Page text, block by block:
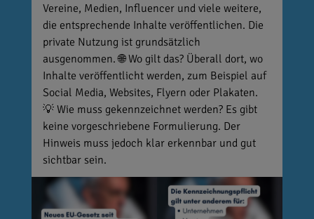
Vereine, Medien, Influencer und viele weitere,
die entsprechende Inhalte veröffentlichen. Die
private Nutzung ist grundsätzlich
ausgenommen. 🌐 Wo gilt das? Überall dort, wo
Inhalte veröffentlicht werden, zum Beispiel auf
Social Media, Websites, Flyern oder Plakaten.
💡 Wie muss gekennzeichnet werden? Es gibt
keine vorgeschriebene Formulierung. Der
Hinweis muss jedoch klar erkennbar und gut
sichtbar sein.